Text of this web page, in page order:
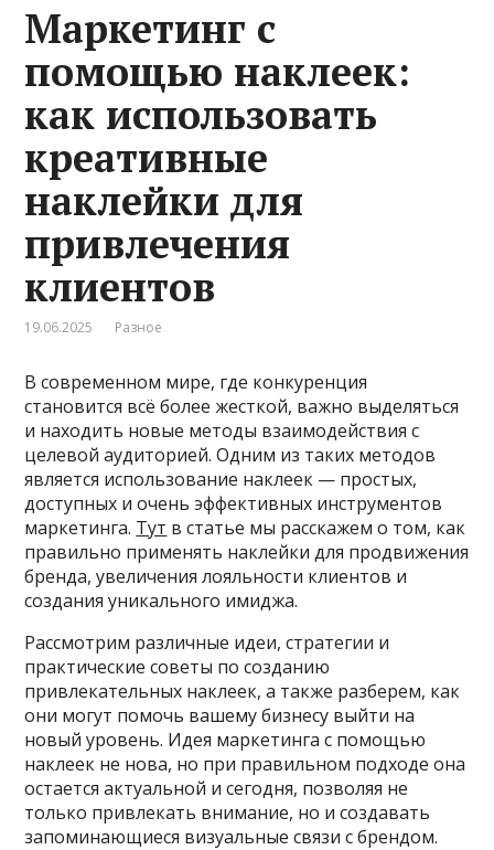
Маркетинг с
помощью наклеек:
как использовать
креативные
наклейки для
привлечения
клиентов
19.06.2025 Разное
В современном мире, где конкуренция
становится всё более жесткой, важно выделяться
и находить новые методы взаимодействия с
целевой аудиторией. Одним из таких методов
является использование наклеек — простых,
доступных и очень эффективных инструментов
маркетинга. Тут в статье мы расскажем о том, как
правильно применять наклейки для продвижения
бренда, увеличения лояльности клиентов и
создания уникального имиджа.
Рассмотрим различные идеи, стратегии и
практические советы по созданию
привлекательных наклеек, а также разберем, как
они могут помочь вашему бизнесу выйти на
новый уровень. Идея маркетинга с помощью
наклеек не нова, но при правильном подходе она
остается актуальной и сегодня, позволяя не
только привлекать внимание, но и создавать
запоминающиеся визуальные связи с брендом.